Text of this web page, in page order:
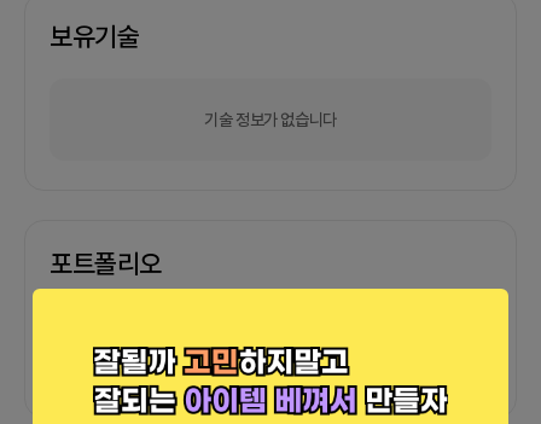
보유기술
기술 정보가 없습니다
포트폴리오
외부 연동 정보가 없습니다